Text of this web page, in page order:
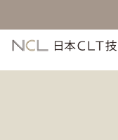
CLT
築